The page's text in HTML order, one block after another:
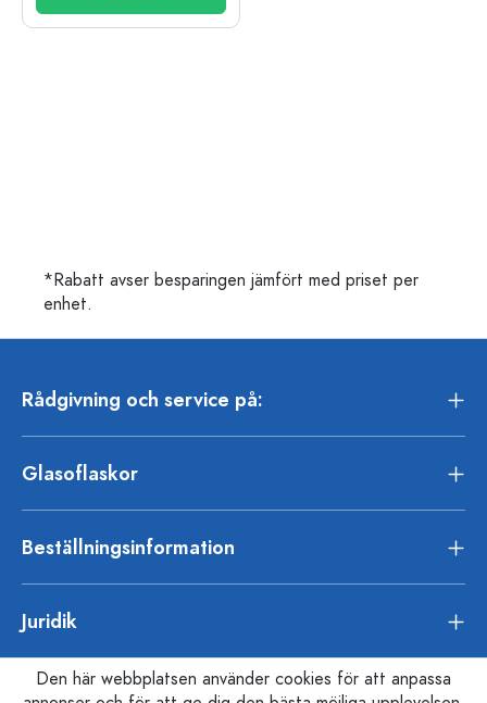
*Rabatt avser besparingen jämfört med priset per
enhet.
Rådgivning och service på:
Glasoflaskor
Beställningsinformation
Juridik
Den här webbplatsen använder cookies för att anpassa